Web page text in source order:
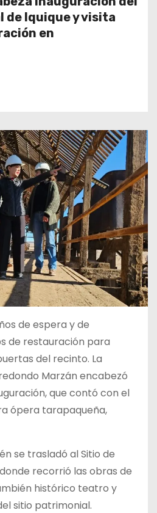
de Iquique y visita
en
de espera y de
de restauración para
del recinto. La
Marzán encabezó
que contó con el
ópera tarapaqueña,
se trasladó al Sitio de
recorrió las obras de
histórico teatro y
sitio patrimonial.